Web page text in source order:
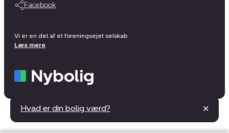
Facebook
Vi er en del af et foreningsejet selskab
Læs mere
Hvad er din bolig værd? ✕